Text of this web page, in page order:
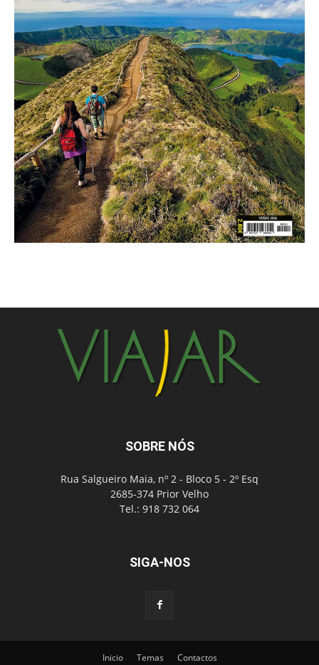
SOBRE NÓS
Rua Salgueiro Maia, nº 2 - Bloco 5 - 2º Esq
2685-374 Prior Velho
Tel.: 918 732 064
SIGA-NOS
Inicio Temas Contactos